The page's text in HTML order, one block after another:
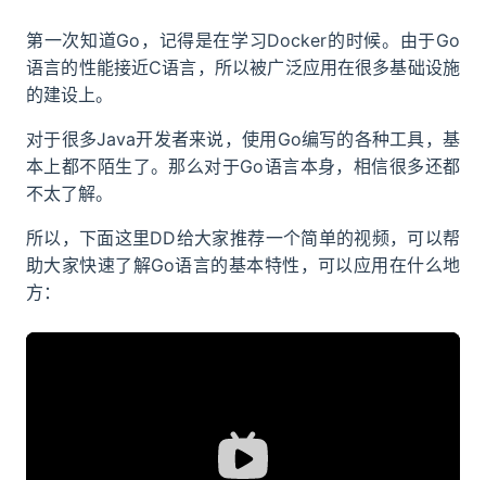
第一次知道Go，记得是在学习Docker的时候。由于Go
语言的性能接近C语言，所以被广泛应用在很多基础设施
的建设上。
对于很多Java开发者来说，使用Go编写的各种工具，基
本上都不陌生了。那么对于Go语言本身，相信很多还都
不太了解。
所以，下面这里DD给大家推荐一个简单的视频，可以帮
助大家快速了解Go语言的基本特性，可以应用在什么地
方：
A BiliBili video